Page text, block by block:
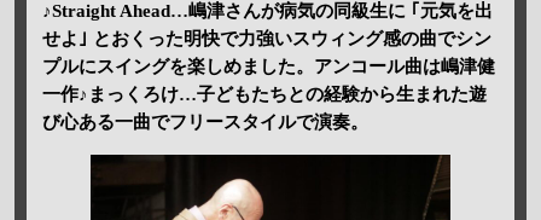
♪Straight Ahead…嶋津さんが病気の同級生に ｢元気を出
せよ｣ とおくった明快で力強いスウィング感の曲でシン
プルにスイングを楽しめました。アンコール曲は嶋津健
一作♪まっくろけ…子どもたちとの経験から生まれた遊
び心ある一曲でフリースタイルで演奏。